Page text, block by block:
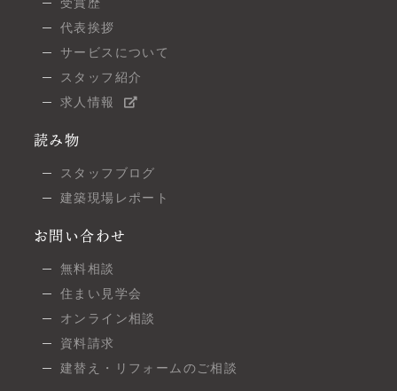
代表挨拶
サービスについて
スタッフ紹介
求人情報
読み物
スタッフブログ
建築現場レポート
お問い合わせ
無料相談
住まい見学会
オンライン相談
資料請求
建替え・リフォームのご相談